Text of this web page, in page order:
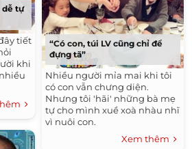
dễ tự
tiết
khi
“Có con, túi LV cũng chỉ để
đựng tã”
Nhiều người mỉa mai khi tôi
có con vẫn chưng diện.
Nhưng tôi 'hãi' những bà mẹ
tự cho mình xuề xoà nhàu nhĩ
vì nuôi con.
Xem thêm